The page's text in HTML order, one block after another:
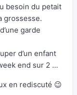
besoin du petait
grossesse.
garde
d’un enfant
end sur 2 …
en rediscuté 😉